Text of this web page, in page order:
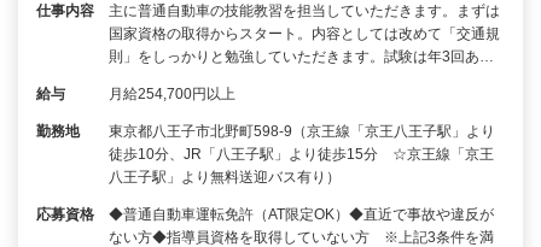
仕事内容
主に普通自動車の技能教習を担当していただきます。まずは
国家資格の取得からスタート。内容としては改めて「交通規
則」をしっかりと勉強していただきます。試験は年3回あ…
給与 月給254,700円以上
勤務地
東京都八王子市北野町598-9（京王線「京王八王子駅」より
徒歩10分、JR「八王子駅」より徒歩15分 ☆京王線「京王
八王子駅」より無料送迎バス有り）
応募資格
◆普通自動車運転免許（AT限定OK）◆直近で事故や違反が
ない方◆指導員資格を取得していない方 ※上記3条件を満